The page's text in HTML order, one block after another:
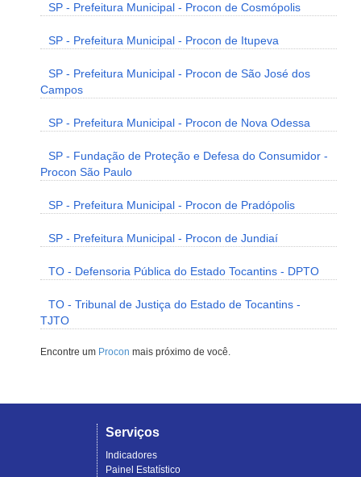
SP - Prefeitura Municipal - Procon de Cosmópolis
SP - Prefeitura Municipal - Procon de Itupeva
SP - Prefeitura Municipal - Procon de São José dos
Campos
SP - Prefeitura Municipal - Procon de Nova Odessa
SP - Fundação de Proteção e Defesa do Consumidor -
Procon São Paulo
SP - Prefeitura Municipal - Procon de Pradópolis
SP - Prefeitura Municipal - Procon de Jundiaí
TO - Defensoria Pública do Estado Tocantins - DPTO
TO - Tribunal de Justiça do Estado de Tocantins -
TJTO
Encontre um Procon mais próximo de você.
Serviços
Indicadores
Painel Estatístico